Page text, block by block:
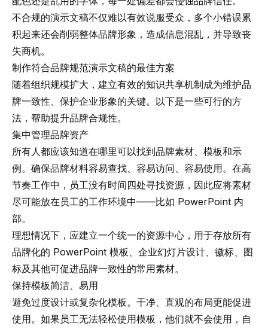
不合规的演示文稿不仅难以有效说服受众，多个小错误累
积起来还会削弱整体品牌形象，造成信息混乱，并导致丧
失商机。
制作符合品牌规范演示文稿的最佳方案
随着组织规模扩大，建立有效的知识共享机制成为维护品
牌一致性、保护企业形象的关键。以下是一些可行的方
法，帮助提升品牌合规性。
集中管理品牌资产
所有人都应该知道在哪里可以找到品牌素材、模板和示
例。确保品牌材料容易查找、容易访问、容易使用。在高
节奏工作中，员工没有时间四处寻找资源，因此应将素材
尽可能放在员工的工作环境中——比如 PowerPoint 内
部。
理想情况下，应建立一个统一的资源中心，用于存放所有
品牌化的 PowerPoint 模板、企业幻灯片设计、徽标、图
标及其他可促进品牌一致性的常用素材。
保持模板简洁、易用
避免过度设计或复杂化模板。干净、直观的布局更能促进
使用。如果员工无法轻松使用模板，他们就不会使用，自